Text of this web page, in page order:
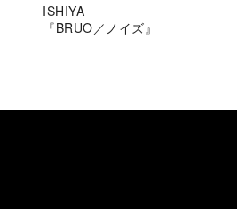
ISHIYA
『BRUO／ノイズ』